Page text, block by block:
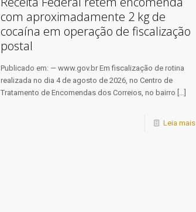
com aproximadamente 2 kg de
cocaína em operação de fiscalização
postal
Publicado em: — www.gov.br Em fiscalização de rotina
realizada no dia 4 de agosto de 2026, no Centro de
Tratamento de Encomendas dos Correios, no bairro […]
Leia mais